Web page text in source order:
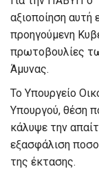
αξιοποίηση αυτή
προηγούμενη
πρωτοβουλίες
Άμυνας.
Το Υπουργείο
Υπουργού, θέση
κάλυψε την
εξασφάλιση
της έκτασης.